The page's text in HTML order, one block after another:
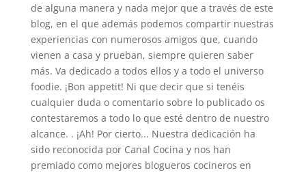
de alguna manera y nada mejor que a través de este
blog, en el que además podemos compartir nuestras
experiencias con numerosos amigos que, cuando
vienen a casa y prueban, siempre quieren saber
más. Va dedicado a todos ellos y a todo el universo
foodie. ¡Bon appetit! Ni que decir que si tenéis
cualquier duda o comentario sobre lo publicado os
contestaremos a todo lo que esté dentro de nuestro
alcance. . ¡Ah! Por cierto... Nuestra dedicación ha
sido reconocida por Canal Cocina y nos han
premiado como mejores blogueros cocineros en